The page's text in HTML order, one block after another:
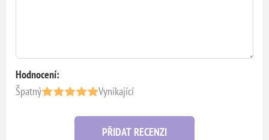
Hodnocení:
Špatný
Vynikající
PŘIDAT RECENZI